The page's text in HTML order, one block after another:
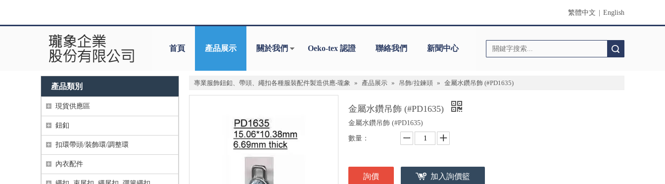
繁體中文 English
首頁 產品展示 關於我們 Oeko-tex 認證 聯絡我們 新聞中心
產品類別
現貨供應區
鈕釦
扣環帶頭/裝飾環/調整環
內衣配件
專業服飾鈕釦、帶頭、繩扣各種服裝配件製造供應-瓏象 » 產品展示 » 吊飾/拉鍊頭 » 金屬水鑽吊飾 (#PD1635)
金屬水鑽吊飾 (#PD1635)
金屬水鑽吊飾 (#PD1635)
數量：
詢價 加入詢價籃